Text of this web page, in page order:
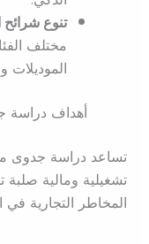
تنوع شرائح
مختلف
الموديلات
أهداف دراسة
تساعد دراسة جدوى
تشغيلية ومالية
المخاطر التجارية